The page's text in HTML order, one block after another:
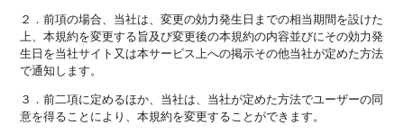
２．前項の場合、当社は、変更の効力発生日までの相当期間を設けた
上、本規約を変更する旨及び変更後の本規約の内容並びにその効力発
生日を当社サイト又は本サービス上への掲示その他当社が定めた方法
で通知します。
３．前二項に定めるほか、当社は、当社が定めた方法でユーザーの同
意を得ることにより、本規約を変更することができます。